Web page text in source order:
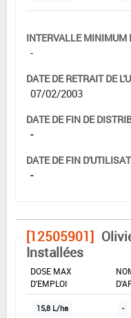
INTERVALLE MINIMUM
-
DATE DE RETRAIT DE
07/02/2003
DATE DE FIN DE
-
DATE DE FIN
-
[12505901]
Installées
DOSE MAX
D'EMPLOI
15,8 L/ha -